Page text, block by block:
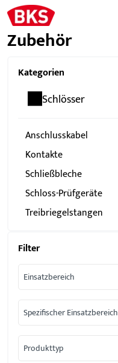
Zubehör
Kategorien
Schlösser
Anschlusskabel
Kontakte
Schließbleche
Schloss-Prüfgeräte
Treibriegelstangen
Filter
Einsatzbereich
Spezifischer Einsatzbereich
Produkttyp